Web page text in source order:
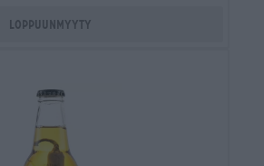
Loppuunmyyty